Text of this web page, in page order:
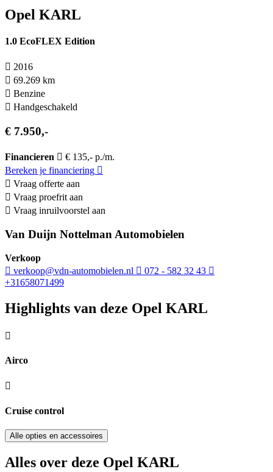
Opel KARL
1.0 EcoFLEX Edition
2016
69.269 km
Benzine
Hand­geschakeld
€ 7.950,-
Financieren
€ 135,- p./m.
Bereken je financiering
Vraag offerte aan
Vraag proefrit aan
Vraag inruilvoorstel aan
Van Duijn Nottelman Automobielen
Verkoop
verkoop@vdn-automobielen.nl
072 - 582 32 43
+31658071499
Highlights van deze Opel KARL
Airco
Cruise control
Alle opties en accessoires
Alles over deze Opel KARL